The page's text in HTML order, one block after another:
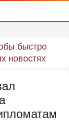
быстро
новостях